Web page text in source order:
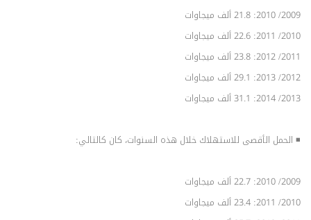
2009/ 2010: 21.8 ألف ميجاوات
2010/ 2011: 22.6 ألف ميجاوات
2011/ 2012: 23.8 ألف ميجاوات
2012/ 2013: 29.1 ألف ميجاوات
2013/ 2014: 31.1 ألف ميجاوات
◾ الحمل الأقصى للاستهلاك خلال هذه السنوات، كان كالتالي:
2009/ 2010: 22.7 ألف ميجاوات
2010/ 2011: 23.4 ألف ميجاوات